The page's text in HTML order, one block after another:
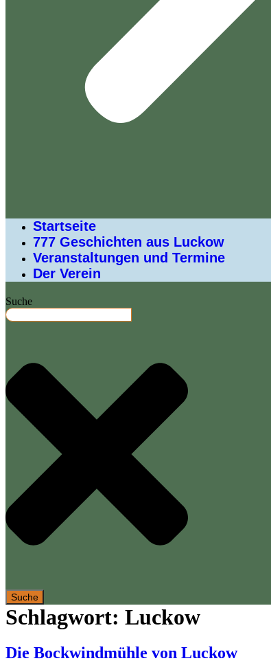
Startseite
777 Geschichten aus Luckow
Veranstaltungen und Termine
Der Verein
Suche
Suche
Schlagwort: Luckow
Die Bockwindmühle von Luckow